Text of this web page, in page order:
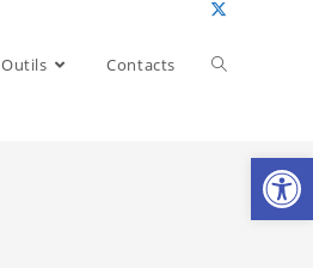
Outils Contacts Toggle
website